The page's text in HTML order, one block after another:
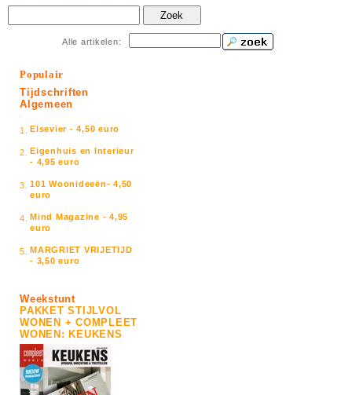
Zoek
Alle artikelen:
Populair
Tijdschriften
Algemeen
1. Elsevier - 4,50 euro
2. Eigenhuis en Interieur
- 4,95 euro
3. 101 Woonideeën- 4,50
euro
4. Mind Magazine - 4,95
euro
5. MARGRIET VRIJETIJD
- 3,50 euro
Weekstunt
PAKKET STIJLVOL
WONEN + COMPLEET
WONEN: KEUKENS